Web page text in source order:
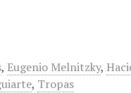
, Eugenio Melnitzky,
, Tropas